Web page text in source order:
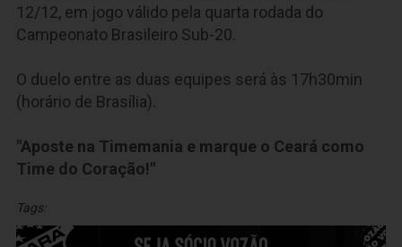
12/12, em jogo válido pela quarta rodada do
Campeonato Brasileiro Sub-20.
O duelo entre as duas equipes será às 17h30min
(horário de Brasília).
"Aposte na Timemania e marque o Ceará como
Time do Coração!"
Tags: